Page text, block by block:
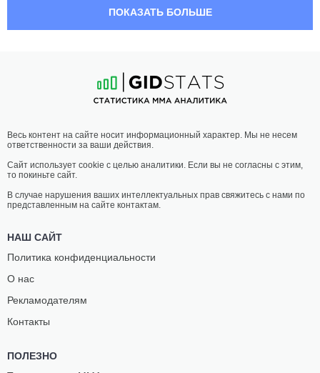
ЛИМА
31-13- 0
20:30 МСК
ПОЛУЛЕГКИЙ ВЕС 65.8 КГ
РАГИМОВ
ПОКАЗАТЬ БОЛЬШЕ
Весь контент на сайте носит информационный характер. Мы не несем
ответственности за ваши действия.
Сайт использует cookie с целью аналитики. Если вы не согласны с этим,
то покиньте сайт.
В случае нарушения ваших интеллектуальных прав свяжитесь с нами по
представленным на сайте контактам.
НАШ САЙТ
Политика конфиденциальности
О нас
Рекламодателям
Контакты
ПОЛЕЗНО